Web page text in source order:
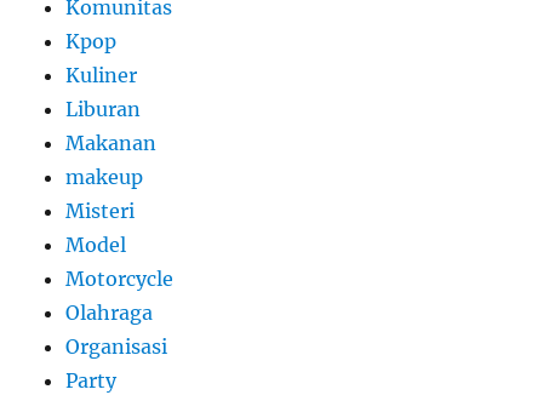
Komunitas
Kpop
Kuliner
Liburan
Makanan
makeup
Misteri
Model
Motorcycle
Olahraga
Organisasi
Party